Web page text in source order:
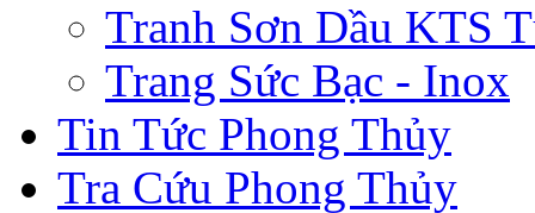
Tranh Sơn Dầu KTS
Trang Sức Bạc - Inox
Tin Tức Phong Thủy
Tra Cứu Phong Thủy